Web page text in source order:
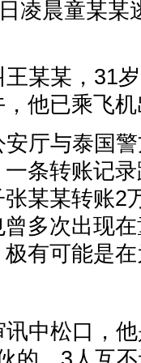
凌晨童某某
某某，31
他已乘飞
厅与泰国
条转账记
某某转账2
多次出现
有可能是
中松口，